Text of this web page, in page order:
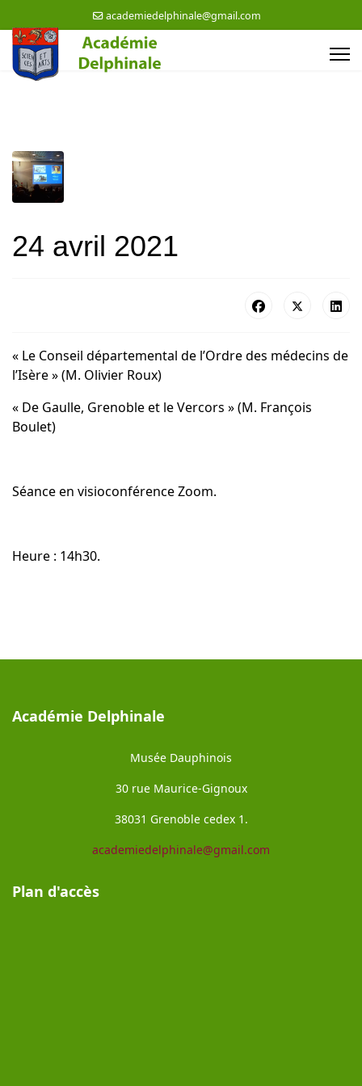
academiedelphinale@gmail.com
24 avril 2021
« Le Conseil départemental de l’Ordre des médecins de
l’Isère » (M. Olivier Roux)
« De Gaulle, Grenoble et le Vercors » (M. François
Boulet)
Séance en visioconférence Zoom.
Heure : 14h30.
Académie Delphinale
Musée Dauphinois
30 rue Maurice-Gignoux
38031 Grenoble cedex 1.
academiedelphinale@gmail.com
Plan d'accès